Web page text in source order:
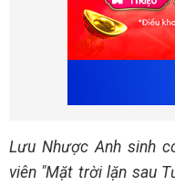
Lưu Nhược Anh sinh
viên "Mặt trời lặn sau